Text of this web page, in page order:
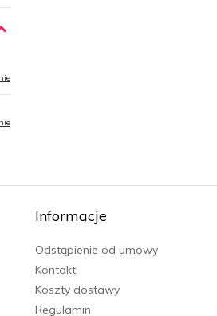
Informacje
Odstąpienie od umowy
Kontakt
Koszty dostawy
Regulamin